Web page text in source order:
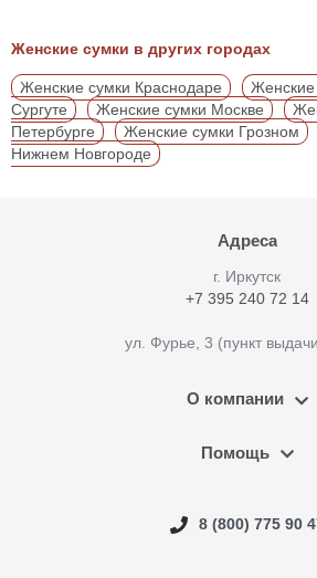
Женские сумки в других городах
Женские сумки Краснодаре
Женские
Сургуте
Женские сумки Москве
Петербурге
Женские сумки Грозном
Нижнем Новгороде
Адреса
г. Иркутск
+7 395 240 72 14
ул. Фурье, 3 (пункт
О компании
Помощь
8 (800) 775 90